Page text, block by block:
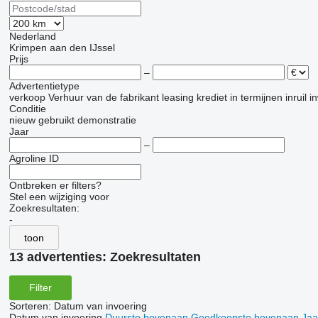
Nederland
Krimpen aan den IJssel
Prijs
–
Advertentietype
verkoop Verhuur van de fabrikant leasing krediet in termijnen inruil
Conditie
nieuw gebruikt demonstratie
Jaar
–
Agroline ID
Ontbreken er filters?
Stel een wijziging voor
Zoekresultaten:
-
toon
13 advertenties: Zoekresultaten
Filter
Sorteren: Datum van invoering